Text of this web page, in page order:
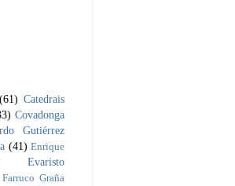
(61) Catedrais
Covadonga
Gutiérrez
(41) Enrique
Evaristo
Farruco Graña